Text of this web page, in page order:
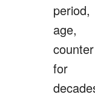
period,
age,
counter
for